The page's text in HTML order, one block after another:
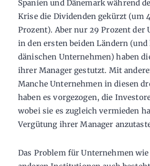
Spanien und Dänemark während
Krise die Dividenden gekürzt (um
Prozent). Aber nur 29 Prozent der
in den ersten beiden Ländern (und
dänischen Unternehmen) haben
ihrer Manager gestutzt. Mit
Manche Unternehmen in diesen
haben es vorgezogen, die
wobei sie es zugleich vermieden
Vergütung ihrer Manager
Das Problem für Unternehmen